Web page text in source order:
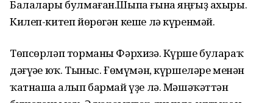
Балалары булмаған.Шыпа ғына яңғыҙ ахыры.
Килеп-китеп йөрөгән кеше лә күренмәй.
Төпсөрләп торманы Фәрхизә. Күрше булараҡ
дәғүәһе юҡ. Тыныс. Ғөмүмән, күршеләре менән
ҡатнаша һалып бармай үҙе лә. Мәшәҡәттән